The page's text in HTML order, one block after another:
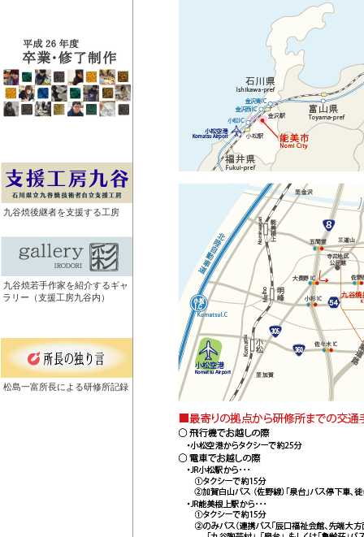
九谷焼後継者を支援する工房
九谷焼若手作家を紹介するギャ
ラリー（支援工房九谷内）
松島一富所長による研修所記録